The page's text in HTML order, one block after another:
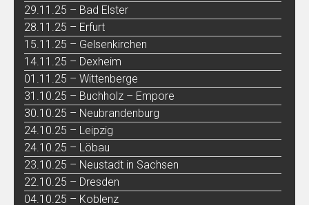
29.11.25 – Bad Elster
28.11.25 – Erfurt
15.11.25 – Gelsenkirchen
14.11.25 – Dexheim
01.11.25 – Wittenberge
31.10.25 – Buchholz – Empore
30.10.25 – Neubrandenburg
24.10.25 – Leipzig
24.10.25 – Löbau
23.10.25 – Neustadt in Sachsen
22.10.25 – Dresden
04.10.25 – Koblenz